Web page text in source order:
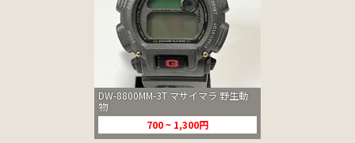
DW-8800MM-3T マサイマラ 野生動
物
700 ~ 1,300円